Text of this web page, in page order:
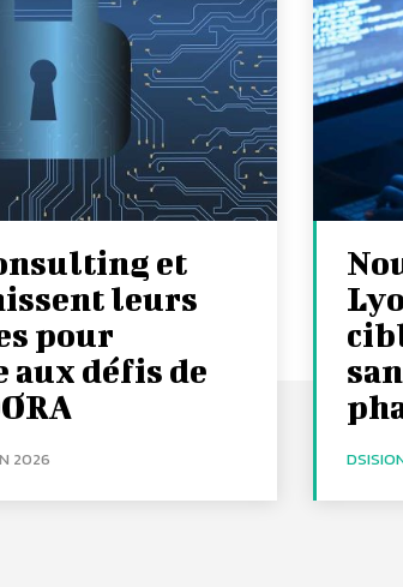
et
leurs
pour
aux défis de
2026